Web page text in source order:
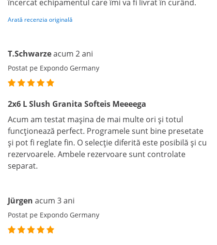
încercat echipamentul care îmi va fi livrat în curând.
Arată recenzia originală
T.Schwarzeacum 2 ani
Postat pe Expondo Germany
2x6 L Slush Granita Softeis Meeeega
Acum am testat mașina de mai multe ori și totul
funcționează perfect. Programele sunt bine presetate
și pot fi reglate fin. O selecție diferită este posibilă și cu
rezervoarele. Ambele rezervoare sunt controlate
separat.
Jürgen acum 3 ani
Postat pe Expondo Germany